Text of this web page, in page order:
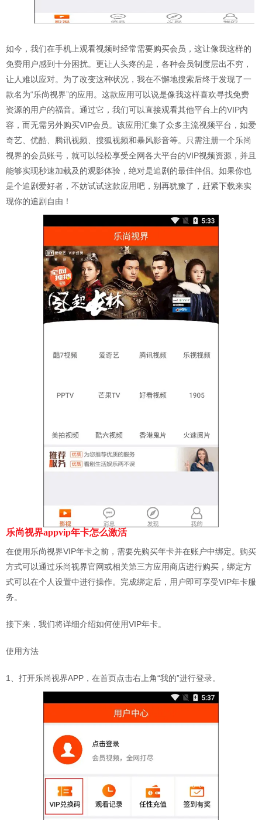
如今，我们在手机上观看视频时经常需要购买会员，这让像我这样的
免费用户感到十分困扰。更让人头疼的是，各种会员制度层出不穷，
让人难以应对。为了改变这种状况，我在不懈地搜索后终于发现了一
款名为“乐尚视界”的应用。这款应用可以说是像我这样喜欢寻找免费
资源的用户的福音。通过它，我们可以直接观看其他平台上的VIP内
容，而无需另外购买VIP会员。该应用汇集了众多主流视频平台，如爱
奇艺、优酷、腾讯视频、搜狐视频和暴风影音等。只需注册一个乐尚
视界的会员账号，就可以轻松享受全网各大平台的VIP视频资源，并且
能够实现秒速加载及的观影体验，绝对是追剧的最佳伴侣。如果你也
是个追剧爱好者，不妨试试这款应用吧，别再犹豫了，赶紧下载来实
现你的追剧自由！
乐尚视界appvip年卡怎么激活
在使用乐尚视界VIP年卡之前，需要先购买年卡并在账户中绑定。购买
方式可以通过乐尚视界官网或相关第三方应用商店进行购买，绑定方
式可以在个人设置中进行操作。完成绑定后，用户即可享受VIP年卡服
务。
接下来，我们将详细介绍如何使用VIP年卡。
使用方法
1、打开乐尚视界APP，在首页点击右上角“我的”进行登录。